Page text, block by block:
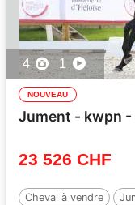
4 1
NOUVEAU
Jument - kwpn -
23 526 CHF
Cheval à vendre